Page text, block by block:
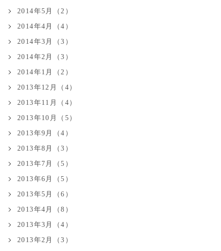
2014年5月（2）
2014年4月（4）
2014年3月（3）
2014年2月（3）
2014年1月（2）
2013年12月（4）
2013年11月（4）
2013年10月（5）
2013年9月（4）
2013年8月（3）
2013年7月（5）
2013年6月（5）
2013年5月（6）
2013年4月（8）
2013年3月（4）
2013年2月（3）